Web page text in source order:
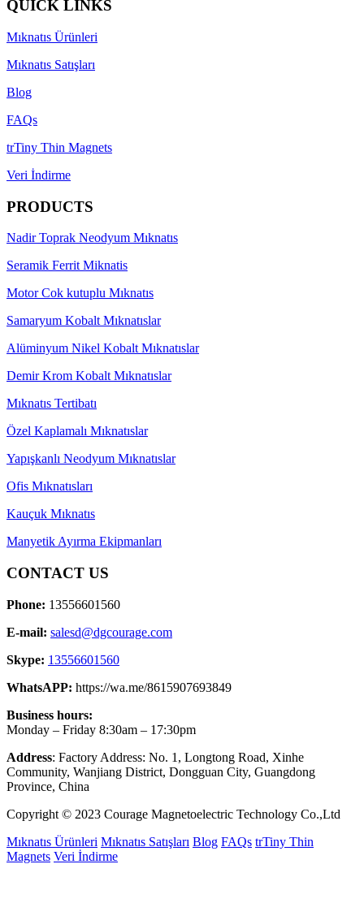
QUICK LINKS
Mıknatıs Ürünleri
Mıknatıs Satışları
Blog
FAQs
trTiny Thin Magnets
Veri İndirme
PRODUCTS
Nadir Toprak Neodyum Mıknatıs
Seramik Ferrit Miknatis
Motor Cok kutuplu Mıknatıs
Samaryum Kobalt Mıknatıslar
Alüminyum Nikel Kobalt Mıknatıslar
Demir Krom Kobalt Mıknatıslar
Mıknatıs Tertibatı
Özel Kaplamalı Mıknatıslar
Yapışkanlı Neodyum Mıknatıslar
Ofis Mıknatısları
Kauçuk Mıknatıs
Manyetik Ayırma Ekipmanları
CONTACT US
Phone: 13556601560
E-mail: salesd@dgcourage.com
Skype: 13556601560
WhatsAPP: https://wa.me/8615907693849
Business hours:
Monday – Friday 8:30am – 17:30pm
Address: Factory Address: No. 1, Longtong Road, Xinhe
Community, Wanjiang District, Dongguan City, Guangdong
Province, China
Copyright © 2023 Courage Magnetoelectric Technology Co.,Ltd
Mıknatıs Ürünleri Mıknatıs Satışları Blog FAQs trTiny Thin
Magnets Veri İndirme